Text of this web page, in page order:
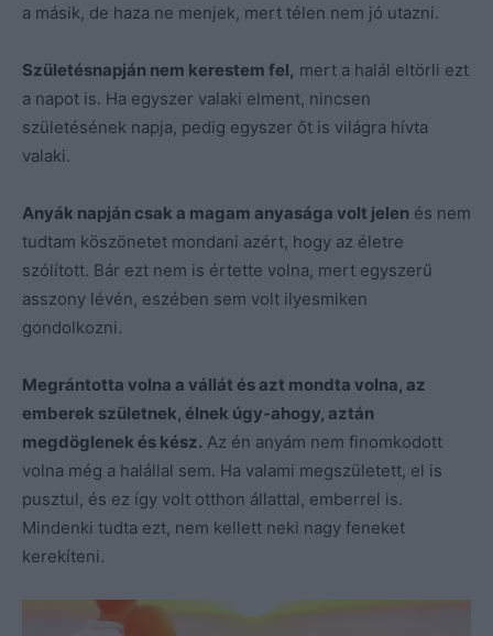
a másik, de haza ne menjek, mert télen nem jó utazni.
Születésnapján nem kerestem fel, mert a halál eltörli ezt
a napot is. Ha egyszer valaki elment, nincsen
születésének napja, pedig egyszer őt is világra hívta
valaki.
Anyák napján csak a magam anyasága volt jelen és nem
tudtam köszönetet mondani azért, hogy az életre
szólított. Bár ezt nem is értette volna, mert egyszerű
asszony lévén, eszében sem volt ilyesmiken
gondolkozni.
Megrántotta volna a vállát és azt mondta volna, az
emberek születnek, élnek úgy-ahogy, aztán
megdöglenek és kész. Az én anyám nem finomkodott
volna még a halállal sem. Ha valami megszületett, el is
pusztul, és ez így volt otthon állattal, emberrel is.
Mindenki tudta ezt, nem kellett neki nagy feneket
kerekíteni.